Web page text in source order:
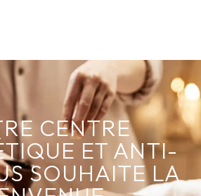
CENTRE
ET ANTI-
SOUHAITE LA